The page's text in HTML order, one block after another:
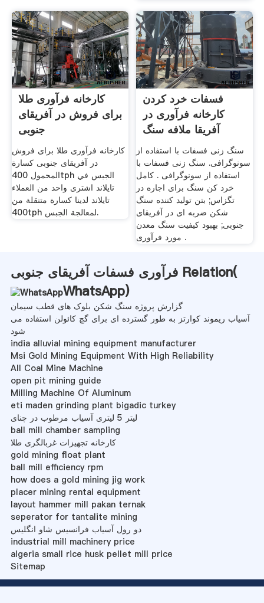
کارخانه فرآوری طلا
برای فروش در آفریقای
جنوبی
کارخانه فرآوری طلا برای فروش
در آفریقای جنوبی كسارة
المحمول 400tph الجبس في
تايلاند اشترى واحد من العملاء
تايلاند لدينا كسارة متنقلة من
400tph لمعالجة الجبس.
فسفات خرد کردن
کارخانه فرآوری در
آفریقا ملافه سنگ
سنگ زنی فسفات با استفاده از
سونوگرافی. سنگ زنی فسفات با
استفاده از سونوگرافی . کامل
خرد کن سنگ برای اجاره در
تگزاس; بتن تولید کننده سنگ
شکن ضربه ای در آفریقای
جنوبی; بهبود کیفیت سنگ معدن
مورد فرآوری .
فرآوری فسفات آفریقای جنوبی Relation(
WhatsApp)
گزارش پروژه سنگ شکن بلوک های قطب سیمان
آسیاب ریموند کوارتز به طور گسترده ای برای گچ کائولن استفاده می
شود
india alluvial mining equipment manufacturer
Msi Gold Mining Equipment With High Reliability
All Coal Mine Machine
open pit mining guide
Milling Machine Of Aluminum
eti maden grinding plant bigadic turkey
لیتر 5 لیتری آسیاب مرطوب در چنای
ball mill chamber sampling
کارخانه تجهیزات غربالگری طلا
gold mining float plant
ball mill efficiency rpm
how does a gold mining jig work
placer mining rental equipment
layout hammer mill pakan ternak
seperator for tantalite mining
دو رول آسیاب فرانسیس شاو انگلیس
industrial mill machinery price
algeria small rice husk pellet mill price
Sitemap